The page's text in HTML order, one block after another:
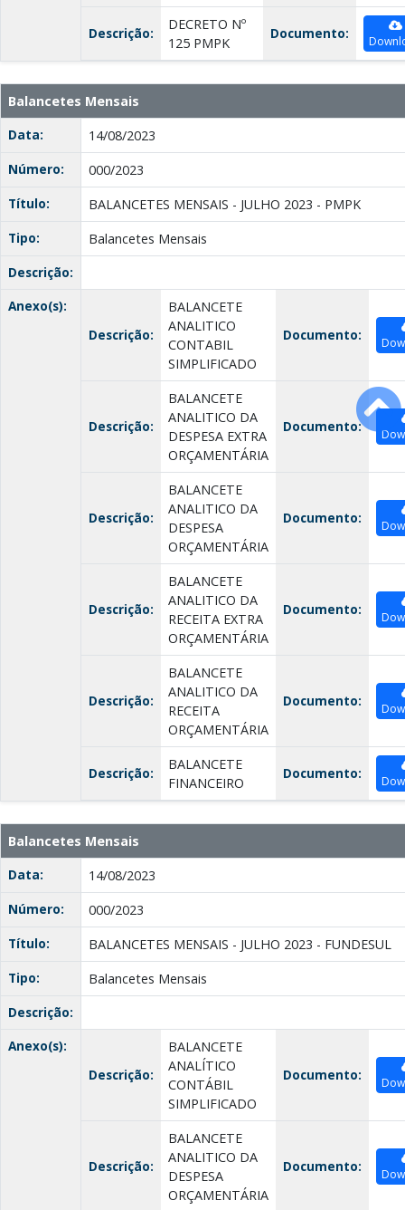
Descrição:
DECRETO Nº
125 PMPK
Documento:
Balancetes Mensais
Data:
14/08/2023
Número:
000/2023
Título:
BALANCETES MENSAIS - JULHO 2023 - PMPK
Tipo:
Balancetes Mensais
Descrição:
Anexo(s):
Descrição:
BALANCETE
ANALITICO
CONTABIL
SIMPLIFICADO
Documento:
Descrição:
BALANCETE
ANALITICO DA
DESPESA EXTRA
ORÇAMENTÁRIA
Documento:
Descrição:
BALANCETE
ANALITICO DA
DESPESA
ORÇAMENTÁRIA
Documento:
Descrição:
BALANCETE
ANALITICO DA
RECEITA EXTRA
ORÇAMENTÁRIA
Documento:
Descrição:
BALANCETE
ANALITICO DA
RECEITA
ORÇAMENTÁRIA
Documento:
Descrição:
BALANCETE
FINANCEIRO
Documento:
Balancetes Mensais
Data:
14/08/2023
Número:
000/2023
Título:
BALANCETES MENSAIS - JULHO 2023 - FUNDESUL
Tipo:
Balancetes Mensais
Descrição:
Anexo(s):
Descrição:
BALANCETE
ANALÍTICO
CONTÁBIL
SIMPLIFICADO
Documento:
Descrição:
BALANCETE
ANALITICO DA
DESPESA
ORÇAMENTÁRIA
Documento: